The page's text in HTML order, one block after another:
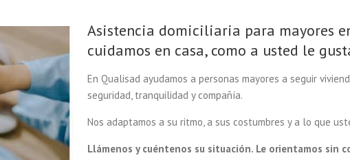
Asistencia domiciliaria para mayores
cuidamos en casa, como a usted le
En Qualisad ayudamos a personas mayores a seguir
seguridad, tranquilidad y compañía.
Nos adaptamos a su ritmo, a sus costumbres y a lo que
Llámenos y cuéntenos su situación. Le orientamos sin